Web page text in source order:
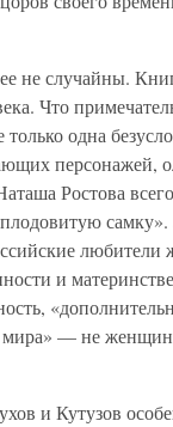
не случайны.
Что
одна
персонажей,
Ростова
самку».
любители
и
мира» — не
и Кутузов